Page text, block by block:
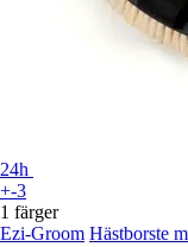
24h
+-3
1 färger
Ezi-Groom Hästborste